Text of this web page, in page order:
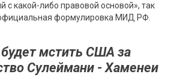
с какой-либо правовой основой», так
формулировка МИД РФ.
мстить США за
Сулеймани - Хаменеи